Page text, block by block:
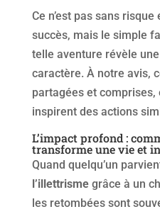
Ce n’est pas sans
succès, mais le simple
telle aventure révèle
caractère. À notre avis,
partagées et comprises,
inspirent des actions
L’impact profond :
transforme une vie et
Quand quelqu’un
l’illettrismegrâce à un
les retombées sont